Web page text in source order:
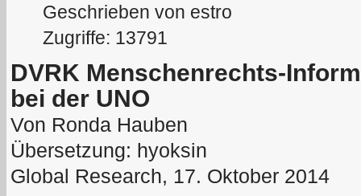
Geschrieben von estro
Zugriffe: 13791
DVRK Menschenrechts-
bei der UNO
Von Ronda Hauben
Übersetzung: hyoksin
Global Research, 17. Oktober 2014